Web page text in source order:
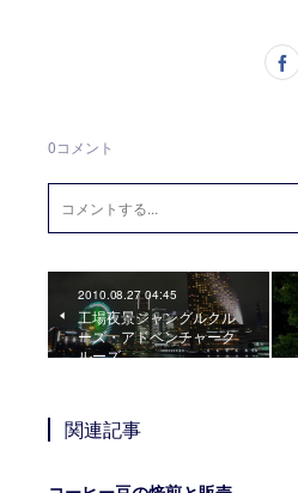
0コメント
2010.08.27 04:45
工場夜景ジャングルクル
ーズ・アドベンチャーク
ルーズ
関連記事